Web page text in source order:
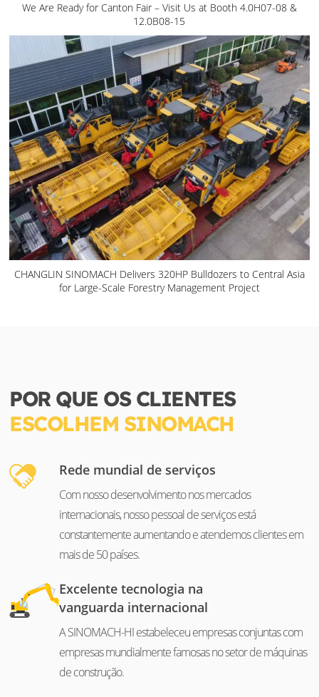
We Are Ready for Canton Fair – Visit Us at Booth 4.0H07-08 &
12.0B08-15
CHANGLIN SINOMACH Delivers 320HP Bulldozers to Central Asia
for Large-Scale Forestry Management Project
POR QUE OS CLIENTES
ESCOLHEM SINOMACH
Rede mundial de serviços
Com nosso desenvolvimento nos mercados
internacionais, nosso pessoal de serviços está
constantemente aumentando e atendemos clientes em
mais de 50 países.
Excelente tecnologia na
vanguarda internacional
A SINOMACH-HI estabeleceu empresas conjuntas com
empresas mundialmente famosas no setor de máquinas
de construção.